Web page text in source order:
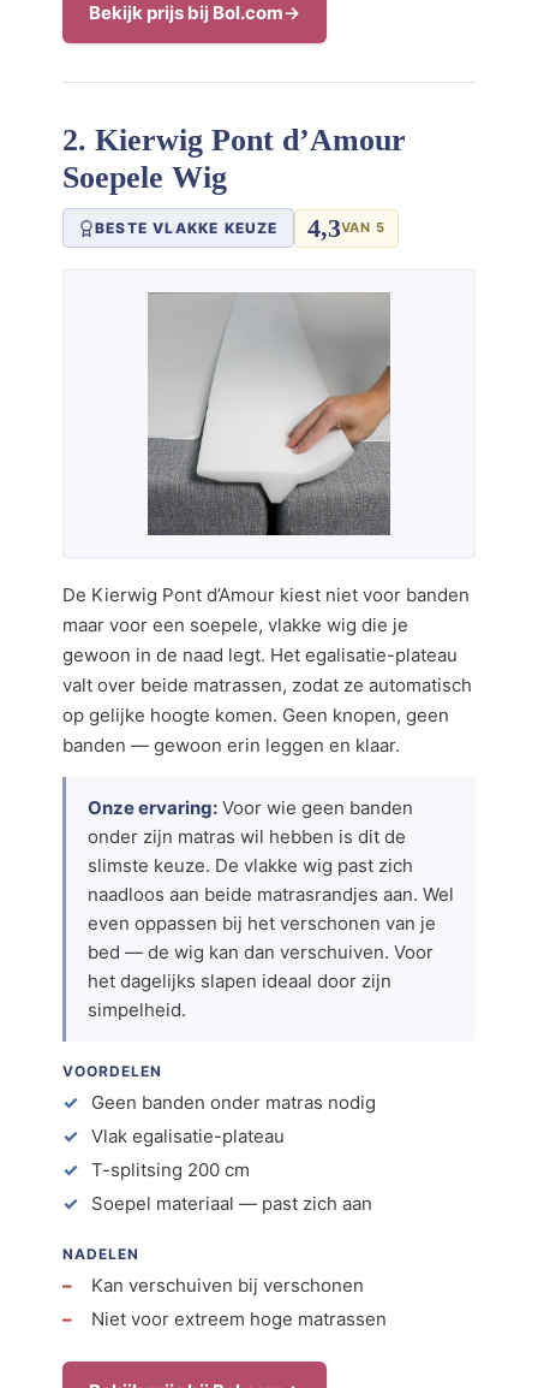
Bekijk prijs bij Bol.com
2. Kierwig Pont d’Amour
Soepele Wig
BESTE VLAKKE KEUZE 4,3VAN 5
De Kierwig Pont d’Amour kiest niet voor banden
maar voor een soepele, vlakke wig die je
gewoon in de naad legt. Het egalisatie-plateau
valt over beide matrassen, zodat ze automatisch
op gelijke hoogte komen. Geen knopen, geen
banden — gewoon erin leggen en klaar.
Onze ervaring: Voor wie geen banden
onder zijn matras wil hebben is dit de
slimste keuze. De vlakke wig past zich
naadloos aan beide matrasrandjes aan. Wel
even oppassen bij het verschonen van je
bed — de wig kan dan verschuiven. Voor
het dagelijks slapen ideaal door zijn
simpelheid.
VOORDELEN
Geen banden onder matras nodig
Vlak egalisatie-plateau
T-splitsing 200 cm
Soepel materiaal — past zich aan
NADELEN
Kan verschuiven bij verschonen
Niet voor extreem hoge matrassen